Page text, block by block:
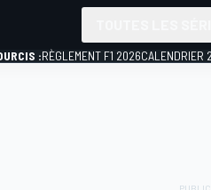
:RÈGLEMENT F1 2026CALENDRIER